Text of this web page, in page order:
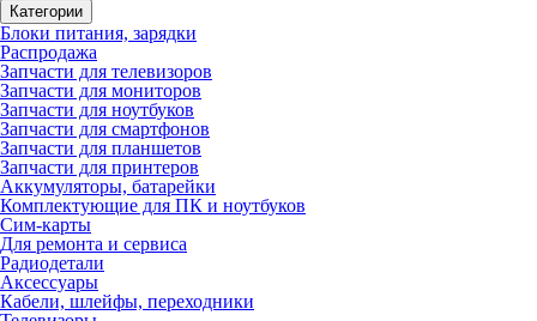
Категории
Блоки питания, зарядки
Распродажа
Запчасти для телевизоров
Запчасти для мониторов
Запчасти для ноутбуков
Запчасти для смартфонов
Запчасти для планшетов
Запчасти для принтеров
Аккумуляторы, батарейки
Комплектующие для ПК и ноутбуков
Сим-карты
Для ремонта и сервиса
Радиодетали
Аксессуары
Кабели, шлейфы, переходники